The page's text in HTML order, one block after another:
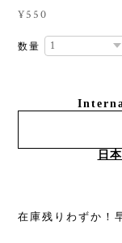
¥550
数量
日
在庫残りわずか！